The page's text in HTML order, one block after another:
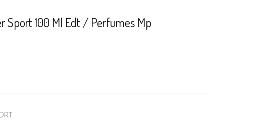
Sport 100 Ml Edt / Perfumes Mp